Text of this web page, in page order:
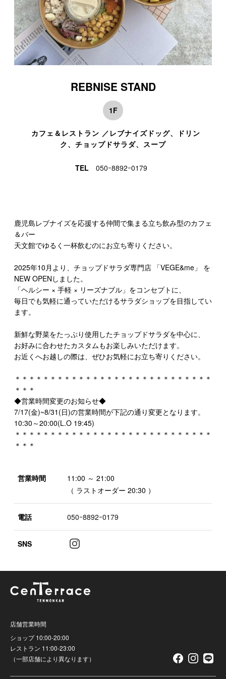
REBNISE STAND
1F
カフェ＆レストラン ／レブナイズドッグ、ドリン
ク、チョップドサラダ、スープ
TEL 050ｰ8892ｰ0179
鹿児島レブナイズを応援する仲間で集まる立ち飲み型のカフェ
＆バー
天文館でゆるく一杯飲むのにお立ち寄りください。
2025年10月より、チョップドサラダ専門店 「VEGE&me」 を
NEW OPENしました。
「ヘルシー × 手軽 × リーズナブル」をコンセプトに、
毎日でも気軽に通っていただけるサラダショップを目指してい
ます。​
新鮮な野菜をたっぷり使用したチョップドサラダを中心に、
お好みに合わせたカスタムもお楽しみいただけます。
お近くへお越しの際は、ぜひお気軽にお立ち寄りください。
＊＊＊＊＊＊＊＊＊＊＊＊＊＊＊＊＊＊＊＊＊＊＊＊＊＊＊＊
＊＊＊
◆営業時間変更のお知らせ◆
7/17(金)~8/31(日)の営業時間が下記の通り変更となります。
10:30～20:00(L.O 19:45)
＊＊＊＊＊＊＊＊＊＊＊＊＊＊＊＊＊＊＊＊＊＊＊＊＊＊＊＊
＊＊＊
営業時間
11:00 ～ 21:00
（ ラストオーダー 20:30 ）
電話 050ｰ8892ｰ0179
SNS
店舗営業時間
ショップ 10:00-20:00
レストラン 11:00-23:00
（一部店舗により異なります）